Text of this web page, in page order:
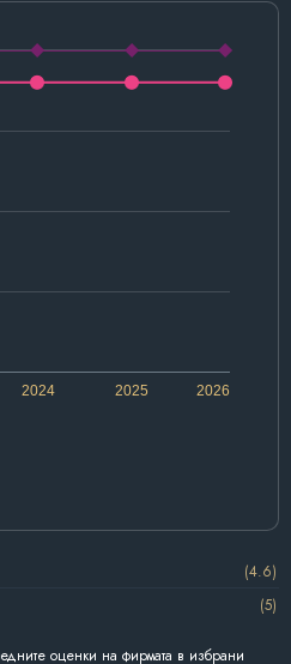
2024 2026
2025
(4.6)
(5)
оценки на фирмата в избрани